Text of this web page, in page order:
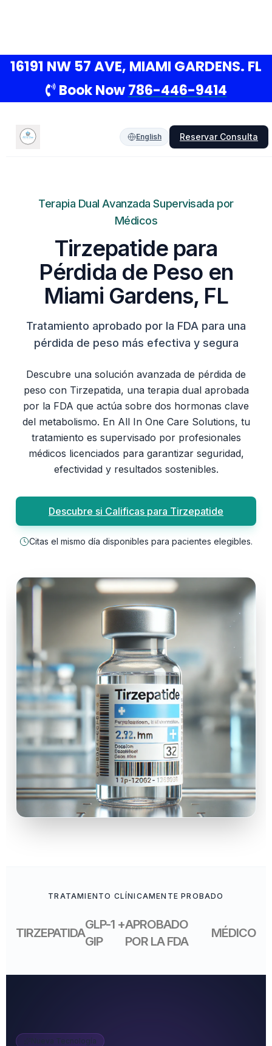
16191 NW 57 AVE, MIAMI GARDENS. FL
Book Now786-446-9414
English Reservar Consulta
Terapia Dual Avanzada Supervisada por
Médicos
Tirzepatide para
Pérdida de Peso en
Miami Gardens, FL
Tratamiento aprobado por la FDA para una
pérdida de peso más efectiva y segura
Descubre una solución avanzada de pérdida de
peso con Tirzepatida, una terapia dual aprobada
por la FDA que actúa sobre dos hormonas clave
del metabolismo. En All In One Care Solutions, tu
tratamiento es supervisado por profesionales
médicos licenciados para garantizar seguridad,
efectividad y resultados sostenibles.
Descubre si Calificas para Tirzepatide
Citas el mismo día disponibles para pacientes elegibles.
TRATAMIENTO CLÍNICAMENTE PROBADO
TIRZEPATIDA
GLP-1 +
GIP
APROBADO
POR LA FDA
MÉDICO
Nueva Tecnología